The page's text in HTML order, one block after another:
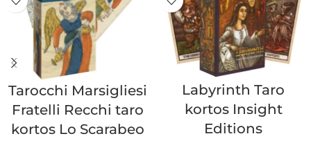
Tarocchi Marsigliesi
Fratelli Recchi taro
kortos Lo Scarabeo
Labyrinth Taro
kortos Insight
Editions